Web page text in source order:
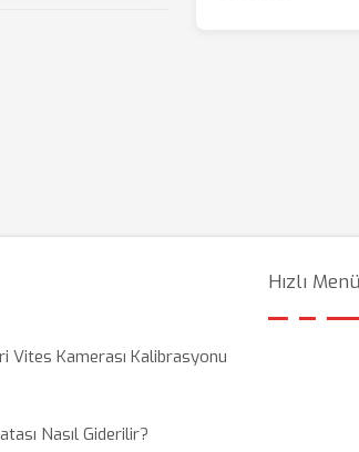
Kamerası Kalibrasyonu
Nasıl Giderilir?
Hızlı Menü